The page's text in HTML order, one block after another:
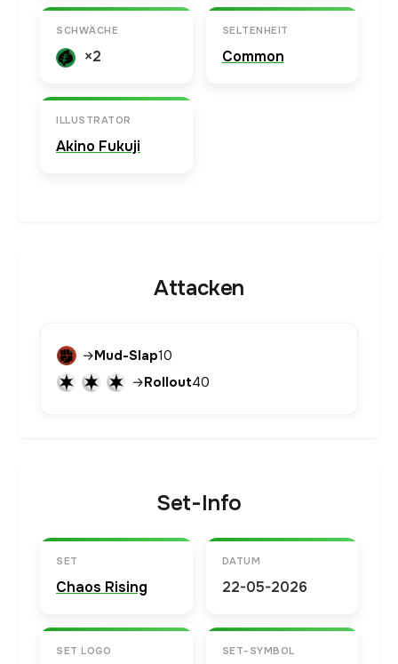
SCHWÄCHE
×2
SELTENHEIT
Common
ILLUSTRATOR
Akino Fukuji
Attacken
→Mud-Slap10
→Rollout40
Set-Info
SET
Chaos Rising
DATUM
22-05-2026
SET LOGO SET-SYMBOL